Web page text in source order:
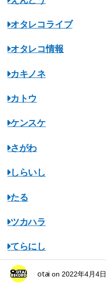
オタレコライブ
オタレコ情報
カキノネ
カトウ
ケンスケ
さがわ
しらいし
たる
ツカハラ
てらにし
ながはし
otai on 2022年4月4日